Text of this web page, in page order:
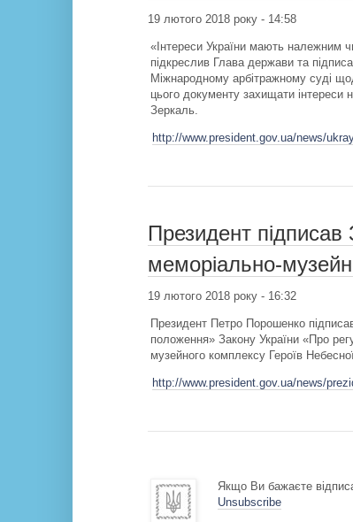
19 лютого 2018 року - 14:58
«Інтереси України мають належним
підкреслив Глава держави та
Міжнародному арбітражному суді
цього документу захищати інтереси
Зеркаль.
http://www.president.gov.ua/news/
Президент
меморіально-
19 лютого 2018 року - 16:32
Президент Петро Порошенко
положення» Закону України «Про
музейного комплексу Героїв
http://www.president.gov.ua/news/
Якщо Ви бажаєте
Unsubscribe